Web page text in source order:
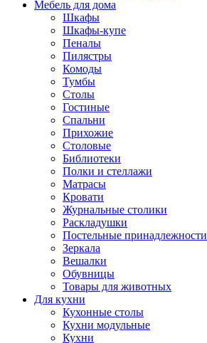
Мебель для дома
Шкафы
Шкафы-купе
Пеналы
Пилястры
Комоды
Тумбы
Столы
Гостиные
Спальни
Прихожие
Столовые
Библиотеки
Полки и стеллажи
Матрасы
Кровати
Журнальные столики
Раскладушки
Постельные принадлежности
Зеркала
Вешалки
Обувницы
Товары для животных
Для кухни
Кухонные столы
Кухни модульные
Кухни